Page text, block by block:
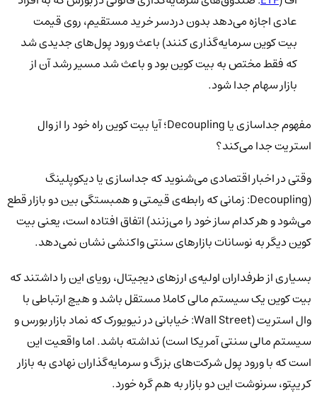
عادی اجازه می‌دهد بدون دردسر خرید مستقیم، روی قیمت
بیت کوین سرمایه‌گذاری کنند) باعث ورود پول‌های جدیدی شد
که فقط مختص به بیت کوین بود و باعث شد مسیر رشد آن از
بازار سهام جدا شود.
مفهوم جداسازی یا Decoupling؛ آیا بیت کوین راه خود را از وال
استریت جدا می‌کند؟
وقتی در اخبار اقتصادی می‌شنوید که جداسازی یا دیکوپلینگ
(Decoupling: زمانی که رابطه‌ی قیمتی و همبستگی بین دو بازار قطع
می‌شود و هر کدام ساز خود را می‌زنند) اتفاق افتاده است، یعنی بیت
کوین دیگر به نوسانات بازارهای سنتی واکنشی نشان نمی‌دهد.
بسیاری از طرفداران اولیه‌ی ارزهای دیجیتال، رویای این را داشتند که
بیت کوین یک سیستم مالی کاملا مستقل باشد و هیچ ارتباطی با
وال استریت (Wall Street: خیابانی در نیویورک که نماد بازار بورس و
سیستم مالی سنتی آمریکا است) نداشته باشد. اما واقعیت این
است که با ورود پول شرکت‌های بزرگ و سرمایه‌گذاران نهادی به بازار
کریپتو، سرنوشت این دو بازار به هم گره خورد.